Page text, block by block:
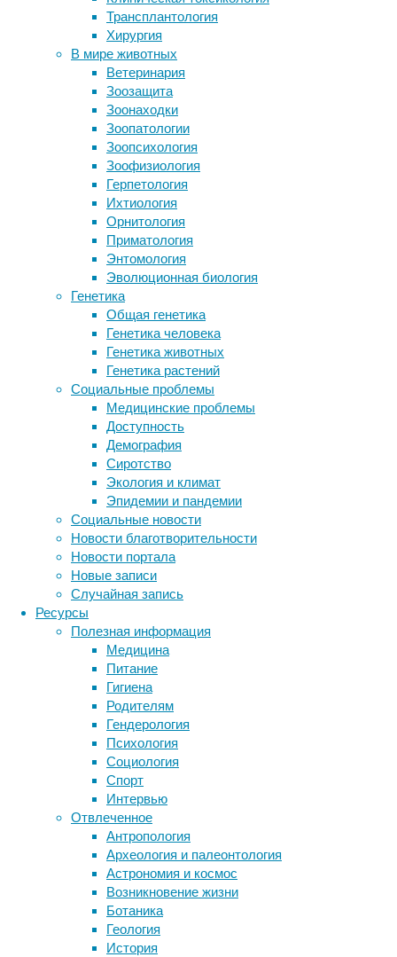
Трансплантология
Хирургия
В мире животных
Ветеринария
Зоозащита
Зоонаходки
Зоопатологии
Зоопсихология
Зоофизиология
Герпетология
Ихтиология
Орнитология
Приматология
Энтомология
Эволюционная биология
Генетика
Общая генетика
Генетика человека
Генетика животных
Генетика растений
Социальные проблемы
Медицинские проблемы
Доступность
Демография
Сиротство
Экология и климат
Эпидемии и пандемии
Социальные новости
Новости благотворительности
Новости портала
Новые записи
Случайная запись
Ресурсы
Полезная информация
Медицина
Питание
Гигиена
Родителям
Гендерология
Психология
Социология
Спорт
Интервью
Отвлеченное
Антропология
Археология и палеонтология
Астрономия и космос
Возникновение жизни
Ботаника
Геология
История
15/06/2017,
15:52
08/11/2020
биотехнология,
вирусы,
ДНК,
знания,
интервью,
исследования,
наука
конце
марта
2016
года
российская
компания
Visual
Science
показала
первую
мире
модель
вируса
Зика
атомного
разрешения.
По
словам
создателей,
изображения,
сделанные
на
основе
этой
модели
—
самые
подробные
научно
достоверные
из
всех,
что
есть
на
сегодняшний
день.
Геологи предложили добывать
ценные металлы из-под вулканов
Учебно-лабораторные установки:
применение и виды
В балтийском янтаре обнаружили
паразитирующий на муравьях гриб
Шимпанзе помнят знакомых
сородичей десятилетиями
Следите за новостями
Метки
ДНК бактерии
биотехнология
генетика дети животные
здоровье знания иммунитет
инструменты и методы
исследования